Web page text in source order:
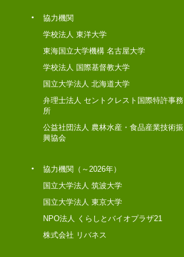
協力機関
学校法人 東洋大学
東海国立大学機構 名古屋大学
学校法人 国際基督教大学
国立大学法人 北海道大学
弁理士法人 セントクレスト国際特許事務
所
公益社団法人 農林水産・食品産業技術振
興協会
協力機関（～2026年）
国立大学法人 筑波大学
国立大学法人 東京大学
NPO法人 くらしとバイオプラザ21
株式会社 リバネス